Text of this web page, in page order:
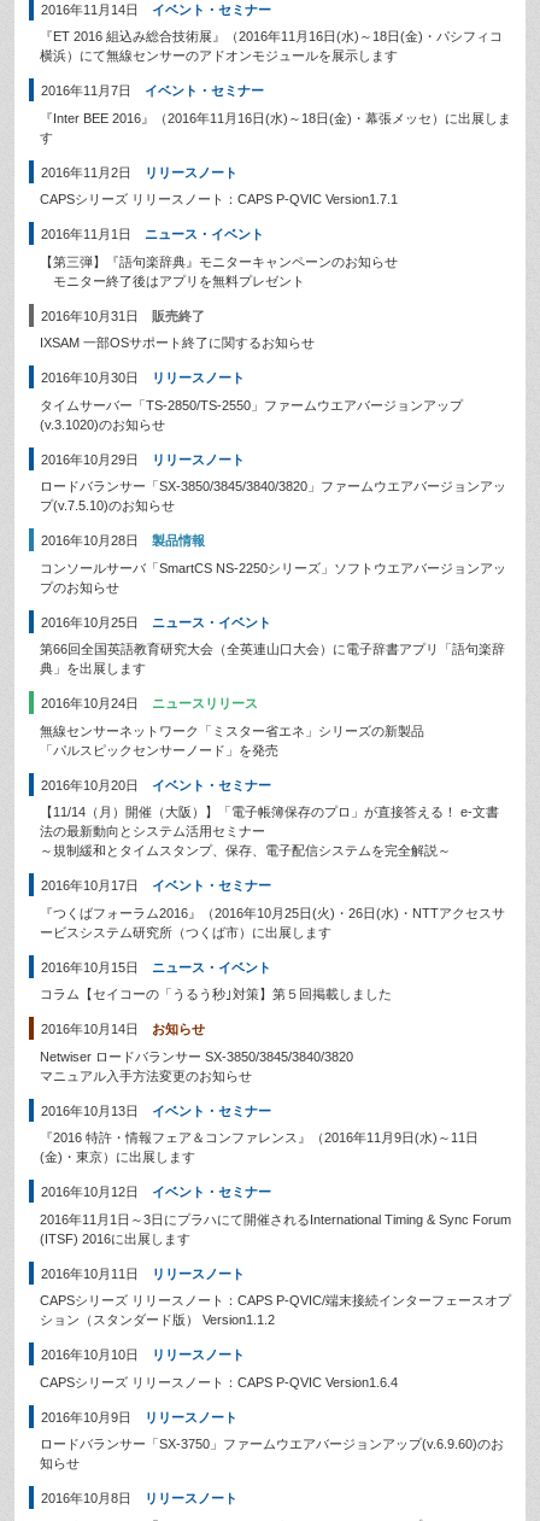
2016年11月14日
イベント・セミナー
『ET 2016 組込み総合技術展』（2016年11月16日(水)～18日(金)・パシフィコ
横浜）にて無線センサーのアドオンモジュールを展示します
2016年11月7日
イベント・セミナー
『Inter BEE 2016』（2016年11月16日(水)～18日(金)・幕張メッセ）に出展しま
す
2016年11月2日
リリースノート
CAPSシリーズ リリースノート：CAPS P-QVIC Version1.7.1
2016年11月1日
ニュース・イベント
【第三弾】『語句楽辞典』モニターキャンペーンのお知らせ
モニター終了後はアプリを無料プレゼント
2016年10月31日
販売終了
IXSAM 一部OSサポート終了に関するお知らせ
2016年10月30日
リリースノート
タイムサーバー「TS-2850/TS-2550」ファームウエアバージョンアップ
(v.3.1020)のお知らせ
2016年10月29日
リリースノート
ロードバランサー「SX-3850/3845/3840/3820」ファームウエアバージョンアッ
プ(v.7.5.10)のお知らせ
2016年10月28日
製品情報
コンソールサーバ「SmartCS NS-2250シリーズ」ソフトウエアバージョンアッ
プのお知らせ
2016年10月25日
ニュース・イベント
第66回全国英語教育研究大会（全英連山口大会）に電子辞書アプリ「語句楽辞
典」を出展します
2016年10月24日
ニュースリリース
無線センサーネットワーク「ミスター省エネ」シリーズの新製品
「パルスピックセンサーノード」を発売
2016年10月20日
イベント・セミナー
【11/14（月）開催（大阪）】「電子帳簿保存のプロ」が直接答える！ e-文書
法の最新動向とシステム活用セミナー
～規制緩和とタイムスタンプ、保存、電子配信システムを完全解説～
2016年10月17日
イベント・セミナー
『つくばフォーラム2016』（2016年10月25日(火)・26日(水)・NTTアクセスサ
ービスシステム研究所（つくば市）に出展します
2016年10月15日
ニュース・イベント
コラム【セイコーの「うるう秒｣対策】第５回掲載しました
2016年10月14日
お知らせ
Netwiser ロードバランサー SX-3850/3845/3840/3820
マニュアル入手方法変更のお知らせ
2016年10月13日
イベント・セミナー
『2016 特許・情報フェア＆コンファレンス』（2016年11月9日(水)～11日
(金)・東京）に出展します
2016年10月12日
イベント・セミナー
2016年11月1日～3日にプラハにて開催されるInternational Timing & Sync Forum
(ITSF) 2016に出展します
2016年10月11日
リリースノート
CAPSシリーズ リリースノート：CAPS P-QVIC/端末接続インターフェースオプ
ション（スタンダード版） Version1.1.2
2016年10月10日
リリースノート
CAPSシリーズ リリースノート：CAPS P-QVIC Version1.6.4
2016年10月9日
リリースノート
ロードバランサー「SX-3750」ファームウエアバージョンアップ(v.6.9.60)のお
知らせ
2016年10月8日
リリースノート